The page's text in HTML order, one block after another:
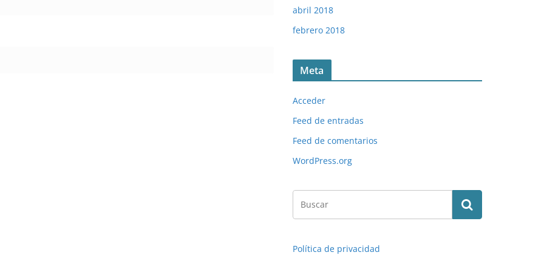
abril 2018
febrero 2018
Meta
Acceder
Feed de entradas
Feed de comentarios
WordPress.org
Política de privacidad